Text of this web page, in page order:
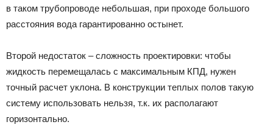
в таком трубопроводе небольшая, при проходе большого
расстояния вода гарантированно остынет.
Второй недостаток – сложность проектировки: чтобы
жидкость перемещалась с максимальным КПД, нужен
точный расчет уклона. В конструкции теплых полов такую
систему использовать нельзя, т.к. их располагают
горизонтально.